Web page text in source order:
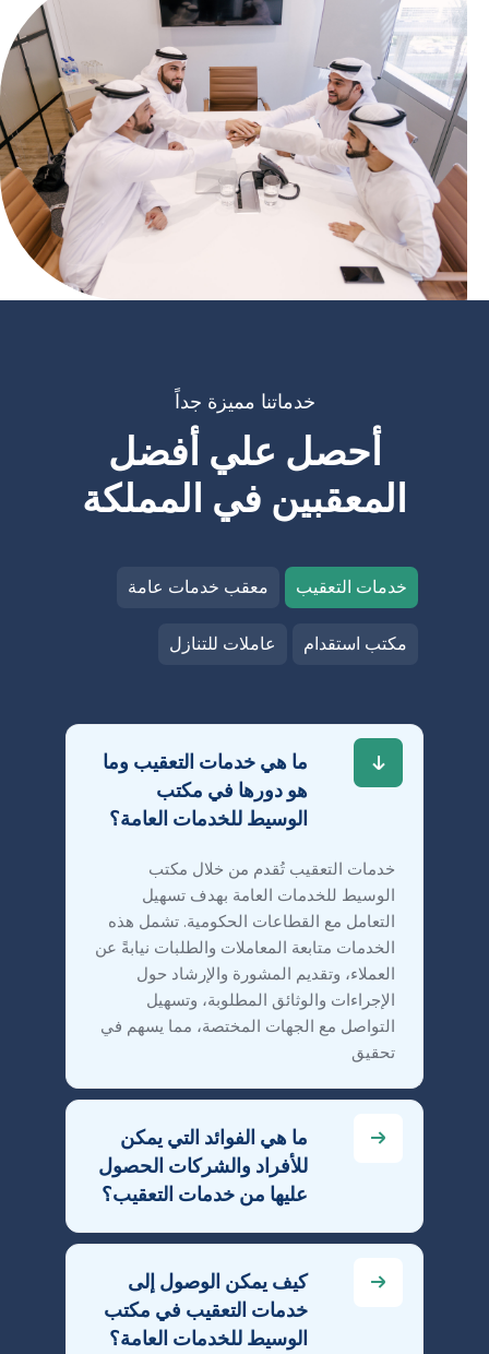
خدماتنا مميزة جداً
أحصل علي أفضل
المعقبين في المملكة
خدمات التعقيب معقب خدمات عامة
مكتب استقدام عاملات للتنازل
ما هي خدمات التعقيب وما
هو دورها في مكتب
الوسيط للخدمات العامة؟
خدمات التعقيب تُقدم من خلال مكتب
الوسيط للخدمات العامة بهدف تسهيل
التعامل مع القطاعات الحكومية. تشمل هذه
الخدمات متابعة المعاملات والطلبات نيابةً عن
العملاء، وتقديم المشورة والإرشاد حول
الإجراءات والوثائق المطلوبة، وتسهيل
التواصل مع الجهات المختصة، مما يسهم في
تحقيق
ما هي الفوائد التي يمكن
للأفراد والشركات الحصول
عليها من خدمات التعقيب؟
كيف يمكن الوصول إلى
خدمات التعقيب في مكتب
الوسيط للخدمات العامة؟